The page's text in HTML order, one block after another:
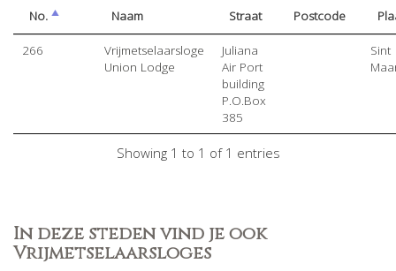
No. Naam Straat Postcode
266
Vrijmetselaarsloge
Union Lodge
Juliana
Air Port
building
P.O.Box
385
Sint
Showing 1 to 1 of 1 entries
In deze steden vind je ook
Vrijmetselaarsloges